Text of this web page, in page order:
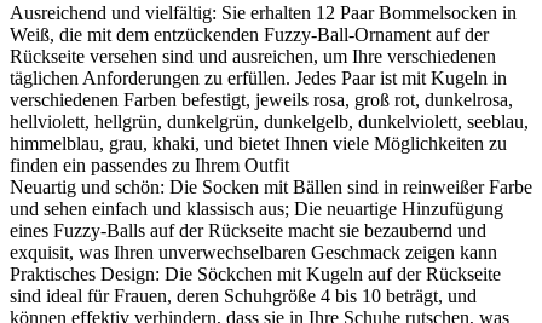
Ausreichend und vielfältig: Sie erhalten 12 Paar Bommelsocken in
Weiß, die mit dem entzückenden Fuzzy-Ball-Ornament auf der
Rückseite versehen sind und ausreichen, um Ihre verschiedenen
täglichen Anforderungen zu erfüllen. Jedes Paar ist mit Kugeln in
verschiedenen Farben befestigt, jeweils rosa, groß rot, dunkelrosa,
hellviolett, hellgrün, dunkelgrün, dunkelgelb, dunkelviolett, seeblau,
himmelblau, grau, khaki, und bietet Ihnen viele Möglichkeiten zu
finden ein passendes zu Ihrem Outfit
Neuartig und schön: Die Socken mit Bällen sind in reinweißer Farbe
und sehen einfach und klassisch aus; Die neuartige Hinzufügung
eines Fuzzy-Balls auf der Rückseite macht sie bezaubernd und
exquisit, was Ihren unverwechselbaren Geschmack zeigen kann
Praktisches Design: Die Söckchen mit Kugeln auf der Rückseite
sind ideal für Frauen, deren Schuhgröße 4 bis 10 beträgt, und
können effektiv verhindern, dass sie in Ihre Schuhe rutschen, was